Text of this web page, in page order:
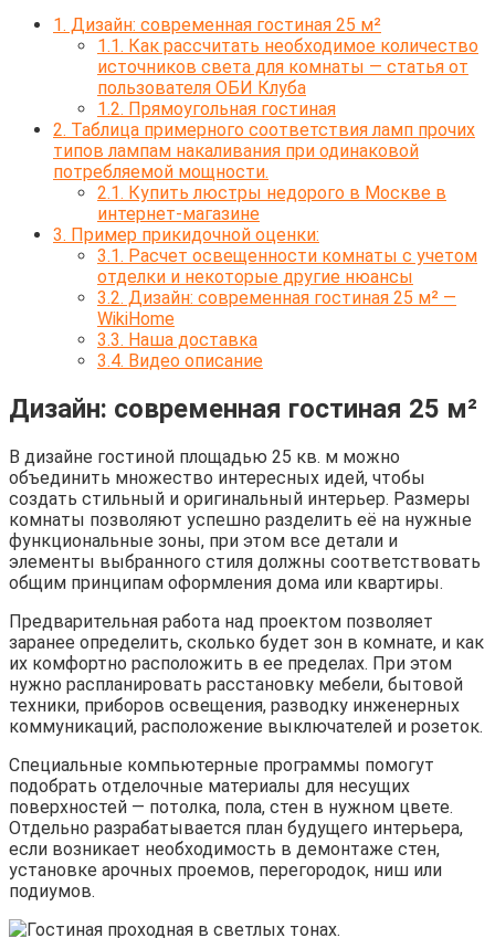
1. Дизайн: современная гостиная 25 м²
1.1. Как рассчитать необходимое количество
источников света для комнаты — статья от
пользователя ОБИ Клуба
1.2. Прямоугольная гостиная
2. Таблица примерного соответствия ламп прочих
типов лампам накаливания при одинаковой
потребляемой мощности.
2.1. Купить люстры недорого в Москве в
интернет-магазине
3. Пример прикидочной оценки:
3.1. Расчет освещенности комнаты с учетом
отделки и некоторые другие нюансы
3.2. Дизайн: современная гостиная 25 м² —
WikiHome
3.3. Наша доставка
3.4. Видео описание
Дизайн: современная гостиная 25 м²
В дизайне гостиной площадью 25 кв. м можно
объединить множество интересных идей, чтобы
создать стильный и оригинальный интерьер. Размеры
комнаты позволяют успешно разделить её на нужные
функциональные зоны, при этом все детали и
элементы выбранного стиля должны соответствовать
общим принципам оформления дома или квартиры.
Предварительная работа над проектом позволяет
заранее определить, сколько будет зон в комнате, и как
их комфортно расположить в ее пределах. При этом
нужно распланировать расстановку мебели, бытовой
техники, приборов освещения, разводку инженерных
коммуникаций, расположение выключателей и розеток.
Специальные компьютерные программы помогут
подобрать отделочные материалы для несущих
поверхностей — потолка, пола, стен в нужном цвете.
Отдельно разрабатывается план будущего интерьера,
если возникает необходимость в демонтаже стен,
установке арочных проемов, перегородок, ниш или
подиумов.